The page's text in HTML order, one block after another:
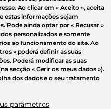
Ao clicar em « Aceito », aceita
estas informações sejam
Pode ainda optar por « Recusar »
personalizados e somente
ao funcionamento do site. Ao
» poderá definir as suas
Poderá modificar as suas
secção « Gerir os meus dados »).
dos dados e o seu tratamento
parâmetros